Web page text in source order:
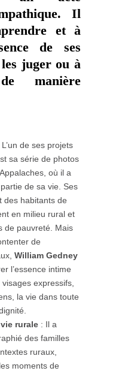
Il
et à
de ses
juger ou à
manière
L’un de ses projets
sa série de photos
où il a
de sa vie. Ses
des habitants de
en milieu rural et
de pauvreté. Mais
de
William Gedney
l’essence intime
expressifs,
la vie dans toute
rurale: Il a
des familles
ruraux,
moments de